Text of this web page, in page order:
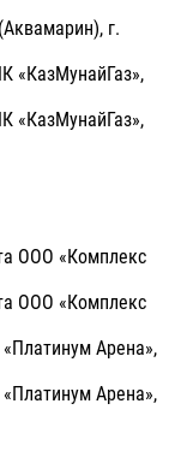
г.
«КазМунайГаз»,
«КазМунайГаз»,
ООО «Комплекс
ООО «Комплекс
Арена»,
Арена»,